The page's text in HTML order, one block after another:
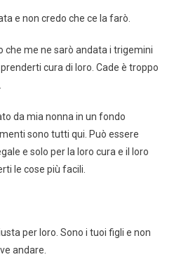
e non credo che ce la farò.
che me ne sarò andata i trigemini
cura di loro. Cade è troppo
da mia nonna in un fondo
sono tutti qui. Può essere
e solo per la loro cura e il loro
le cose più facili.
per loro. Sono i tuoi figli e non
andare.